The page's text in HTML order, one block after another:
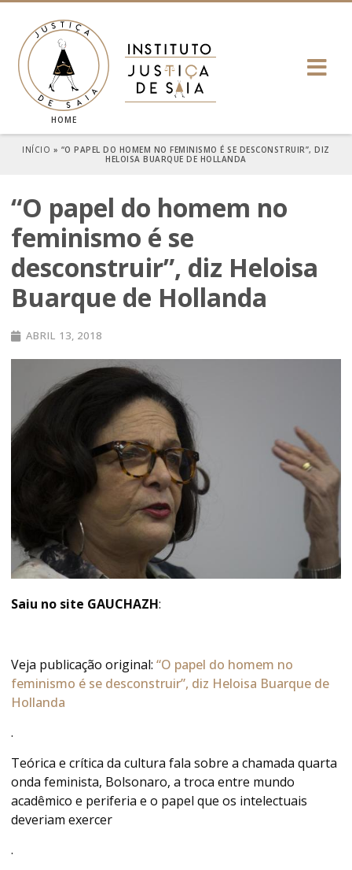
HOME
INÍCIO » “O PAPEL DO HOMEM NO FEMINISMO É SE DESCONSTRUIR”, DIZ
HELOISA BUARQUE DE HOLLANDA
“O papel do homem no
feminismo é se
desconstruir”, diz Heloisa
Buarque de Hollanda
ABRIL 13, 2018
Saiu no site GAUCHAZH:
Veja publicação original:“O papel do homem no
feminismo é se desconstruir”, diz Heloisa Buarque de
Hollanda
.
Teórica e crítica da cultura fala sobre a chamada quarta
onda feminista, Bolsonaro, a troca entre mundo
acadêmico e periferia e o papel que os intelectuais
deveriam exercer
.